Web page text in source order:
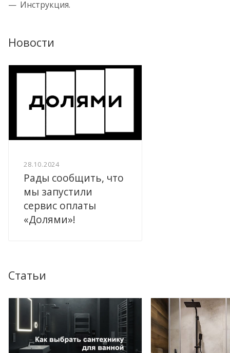
Инструкция.
Новости
28.10.2024
Рады сообщить, что
мы запустили
сервис оплаты
«Долями»!
Статьи